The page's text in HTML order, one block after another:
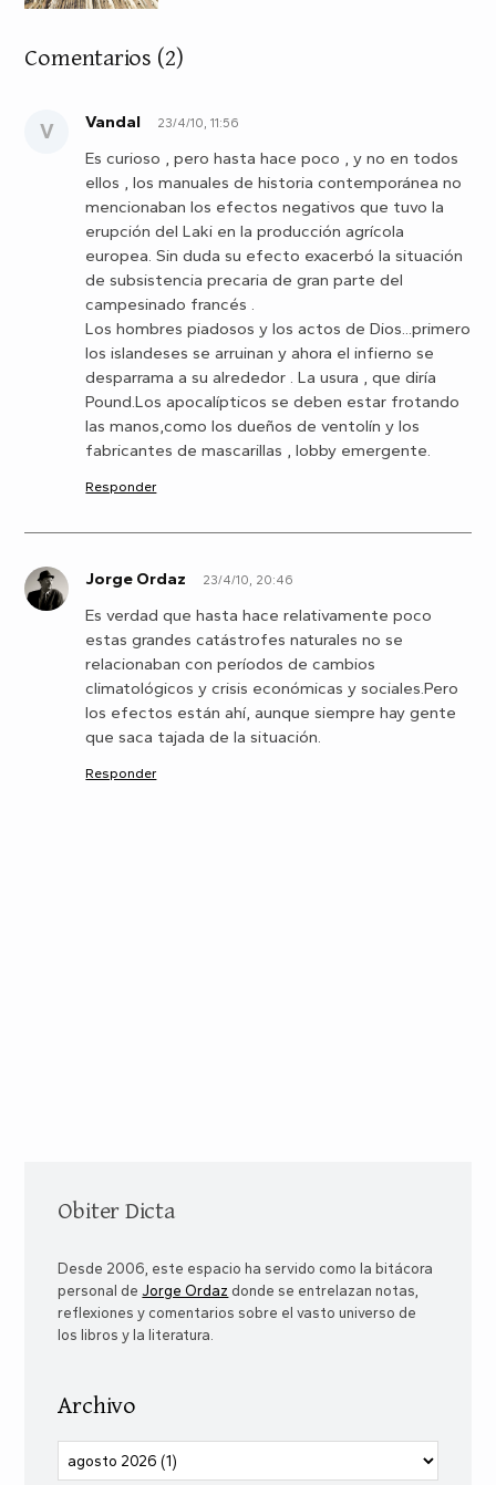
Comentarios (2)
V Vandal 23/4/10, 11:56
Es curioso , pero hasta hace poco , y no en todos
ellos , los manuales de historia contemporánea no
mencionaban los efectos negativos que tuvo la
erupción del Laki en la producción agrícola
europea. Sin duda su efecto exacerbó la situación
de subsistencia precaria de gran parte del
campesinado francés .
Los hombres piadosos y los actos de Dios...primero
los islandeses se arruinan y ahora el infierno se
desparrama a su alrededor . La usura , que diría
Pound.Los apocalípticos se deben estar frotando
las manos,como los dueños de ventolín y los
fabricantes de mascarillas , lobby emergente.
Responder
J Jorge Ordaz 23/4/10, 20:46
Es verdad que hasta hace relativamente poco
estas grandes catástrofes naturales no se
relacionaban con períodos de cambios
climatológicos y crisis económicas y sociales.Pero
los efectos están ahí, aunque siempre hay gente
que saca tajada de la situación.
Responder
Obiter Dicta
Desde 2006, este espacio ha servido como la bitácora
personal de Jorge Ordaz donde se entrelazan notas,
reflexiones y comentarios sobre el vasto universo de
los libros y la literatura.
Archivo